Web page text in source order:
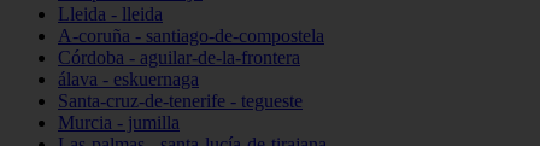
Lleida - lleida
A-coruña - santiago-de-compostela
Córdoba - aguilar-de-la-frontera
álava - eskuernaga
Santa-cruz-de-tenerife - tegueste
Murcia - jumilla